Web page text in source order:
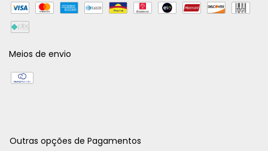
Meios de envio
Outras opções de Pagamentos